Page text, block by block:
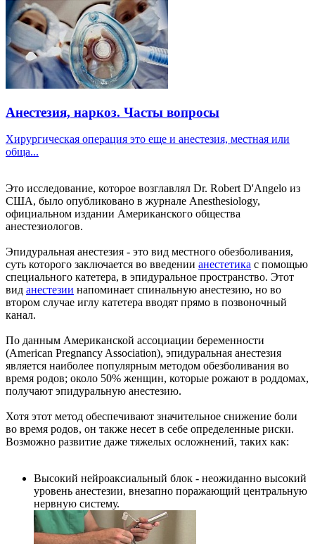
Анестезия, наркоз. Часты вопросы
Хирургическая операция это еще и анестезия, местная или
обща...
Это исследование, которое возглавлял Dr. Robert D'Angelo из
США, было опубликовано в журнале Anesthesiology,
официальном издании Американского общества
анестезиологов.
Эпидуральная анестезия - это вид местного обезболивания,
суть которого заключается во введении анестетика с помощью
специального катетера, в эпидуральное пространство. Этот
вид анестезии напоминает спинальную анестезию, но во
втором случае иглу катетера вводят прямо в позвоночный
канал.
По данным Американской ассоциации беременности
(American Pregnancy Association), эпидуральная анестезия
является наиболее популярным методом обезболивания во
время родов; около 50% женщин, которые рожают в роддомах,
получают эпидуральную анестезию.
Хотя этот метод обеспечивают значительное снижение боли
во время родов, он также несет в себе определенные риски.
Возможно развитие даже тяжелых осложнений, таких как:
Высокий нейроаксиальный блок - неожиданно высокий
уровень анестезии, внезапно поражающий центральную
нервную систему.